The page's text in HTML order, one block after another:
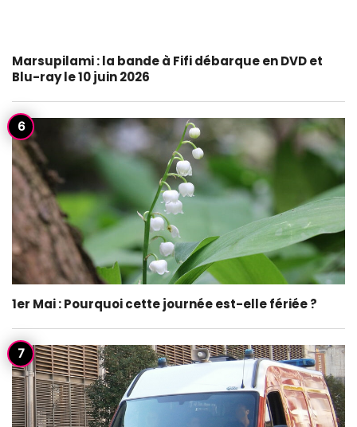
Marsupilami : la bande à Fifi débarque en DVD et
Blu-ray le 10 juin 2026
1er Mai : Pourquoi cette journée est-elle fériée ?